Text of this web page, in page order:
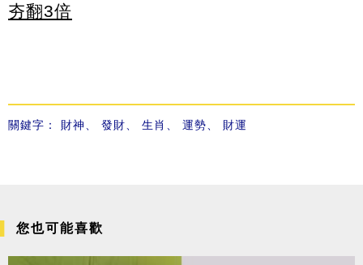
夯翻3倍
關鍵字： 財神、 發財、 生肖 、 運勢、 財運
您也可能喜歡